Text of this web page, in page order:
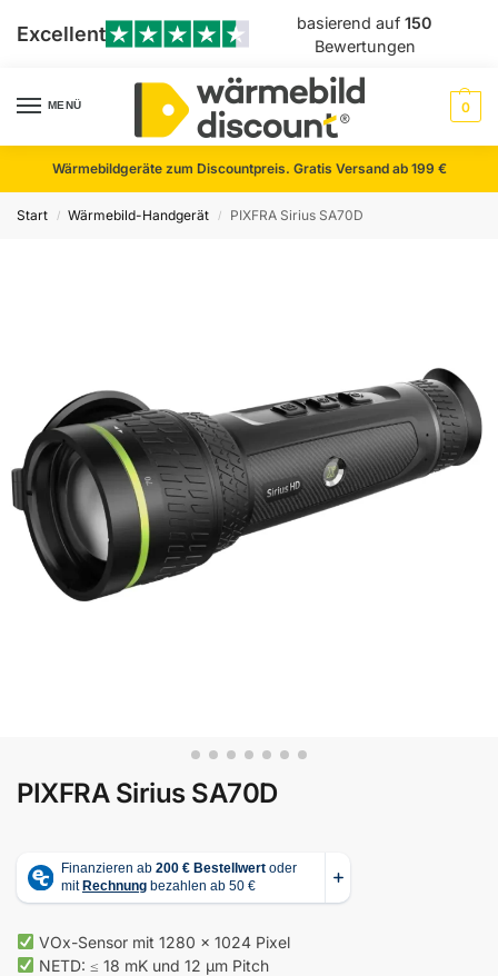
Excellent basierend auf150
Bewertungen
MENÜ 0
Wärmebildgeräte zum Discountpreis. Gratis Versand ab 199 €
Start / Wärmebild-Handgerät / PIXFRA Sirius SA70D
PIXFRA Sirius SA70D
VOx-Sensor mit 1280 × 1024 Pixel
NETD: ≤ 18 mK und 12 µm Pitch